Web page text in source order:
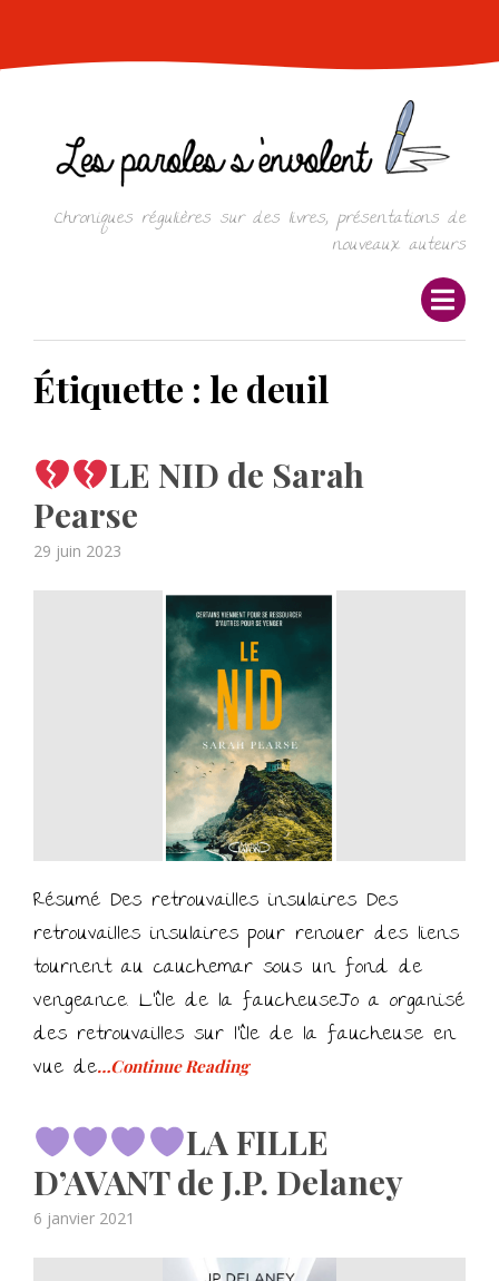
content
Chroniques régulières sur des livres, présentations de
nouveaux auteurs
Étiquette : le deuil
LE NID de Sarah
Pearse
Posted
29 juin 2023
Résumé Des retrouvailles insulaires Des
retrouvailles insulaires pour renouer des liens
tournent au cauchemar sous un fond de
vengeance. L’île de la faucheuseJo a organisé
des retrouvailles sur l’île de la faucheuse en
vue de…Continue Reading
LA FILLE
D’AVANT de J.P. Delaney
Posted
6 janvier 2021